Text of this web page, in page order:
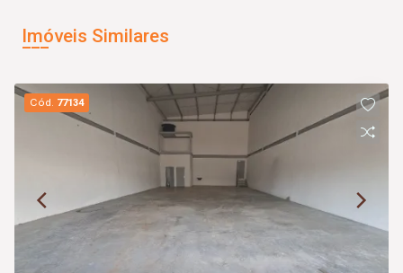
Imóveis Similares
Cód. 77134